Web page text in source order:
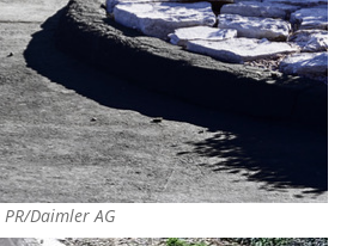
PR/Daimler AG